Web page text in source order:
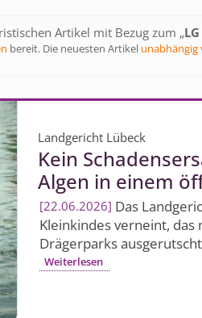
Artikel mit Bezug zum „
bereit. Die neuesten Artikel unabhängig
Landgericht Lübeck
Kein
Algen in einem
22.06.2026 Das
Kleinkindes verneint,
Drägerparks
Weiterlesen